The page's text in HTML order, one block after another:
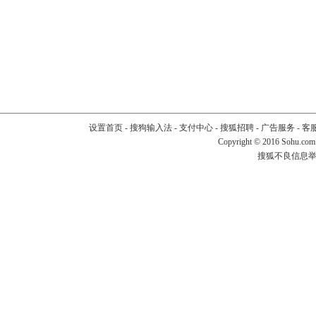
设置首页- 搜狗输入法- 支付中心- 搜狐招聘- 广告服务 - 客
Copyright © 2016
搜狐不良信息